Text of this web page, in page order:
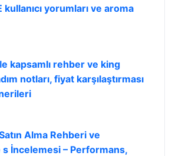
kullanıcı yorumları ve aroma
kapsamlı rehber ve king
notları, fiyat karşılaştırması
Alma Rehberi ve
İncelemesi – Performans,